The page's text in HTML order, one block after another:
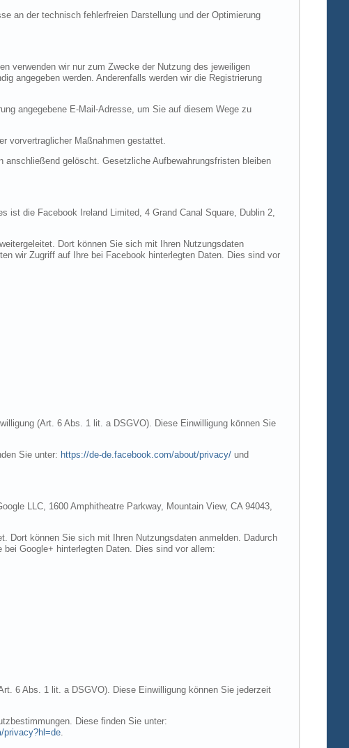
an der technisch fehlerfreien Darstellung und der Optimierung
verwenden wir nur zum Zwecke der Nutzung des jeweiligen
angegeben werden. Anderenfalls werden wir die Registrierung
angegebene E-Mail-Adresse, um Sie auf diesem Wege zu
vorvertraglicher Maßnahmen gestattet.
gelöscht. Gesetzliche Aufbewahrungsfristen bleiben
ist die Facebook Ireland Limited, 4 Grand Canal Square, Dublin 2,
Dort können Sie sich mit Ihren Nutzungsdaten
wir Zugriff auf Ihre bei Facebook hinterlegten Daten. Dies sind vor
(Art. 6 Abs. 1 lit. a DSGVO). Diese Einwilligung können Sie
Sie unter: https://de-de.facebook.com/about/privacy/ und
LLC, 1600 Amphitheatre Parkway, Mountain View, CA 94043,
Dort können Sie sich mit Ihren Nutzungsdaten anmelden. Dadurch
Google+ hinterlegten Daten. Dies sind vor allem:
6 Abs. 1 lit. a DSGVO). Diese Einwilligung können Sie jederzeit
Diese finden Sie unter:
privacy?hl=de.